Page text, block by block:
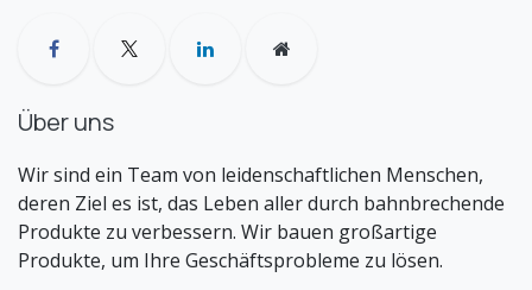
Über uns
Wir sind ein Team von leidenschaftlichen Menschen,
deren Ziel es ist, das Leben aller durch bahnbrechende
Produkte zu verbessern. Wir bauen großartige
Produkte, um Ihre Geschäftsprobleme zu lösen.